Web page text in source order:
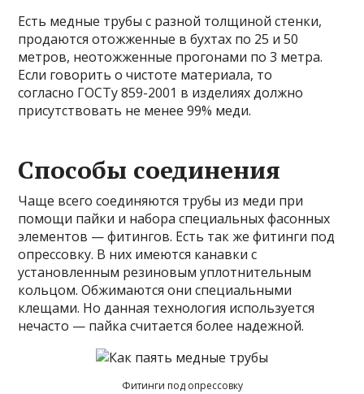
Есть медные трубы с разной толщиной стенки,
продаются отожженные в бухтах по 25 и 50
метров, неотожженные прогонами по 3 метра.
Если говорить о чистоте материала, то
согласно ГОСТу 859-2001 в изделиях должно
присутствовать не менее 99% меди.
Способы соединения
Чаще всего соединяются трубы из меди при
помощи пайки и набора специальных фасонных
элементов — фитингов. Есть так же фитинги под
опрессовку. В них имеются канавки с
установленным резиновым уплотнительным
кольцом. Обжимаются они специальными
клещами. Но данная технология используется
нечасто — пайка считается более надежной.
Фитинги под опрессовку